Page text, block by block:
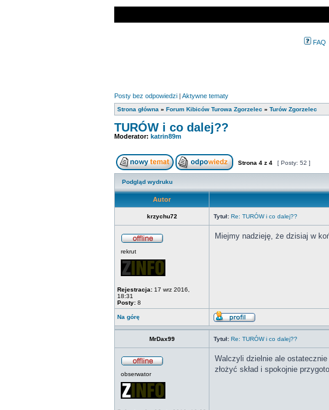
FAQ
Posty bez odpowiedzi | Aktywne tematy
Strona główna » Forum Kibiców Turowa Zgorzelec » Turów Zgorzelec
TURÓW i co dalej??
Moderator: katrin89m
Strona 4 z 4 [ Posty: 52 ]
Podgląd wydruku
Autor
krzychu72 Tytuł: Re: TURÓW i co dalej??
rekrut
Rejestracja: 17 wrz 2016,
18:31
Posty: 8
Miejmy nadzieję, że dzisiaj w
Na górę
MrDax99 Tytuł: Re: TURÓW i co dalej??
obserwator
Walczyli dzielnie ale ostatecznie
złożyć skład i spokojnie